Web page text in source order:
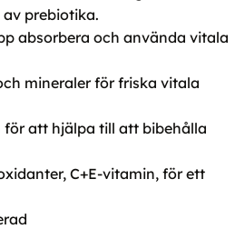
prebiotika.
absorbera och använda vitala
mineraler för friska vitala
att hjälpa till att bibehålla
C+E-vitamin, för ett